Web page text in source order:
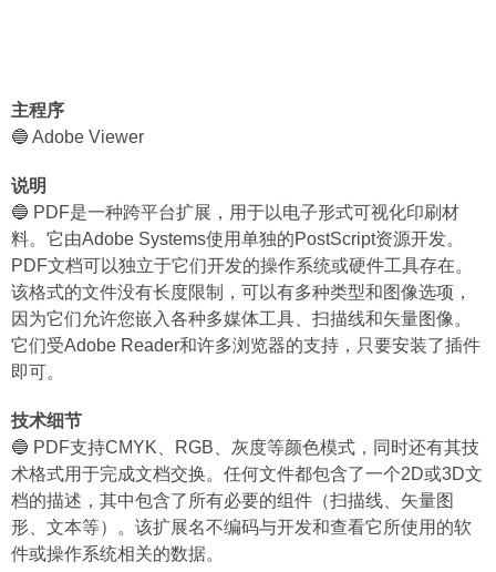
主程序
🔵 Adobe Viewer
说明
🔵 PDF是一种跨平台扩展，用于以电子形式可视化印刷材
料。它由Adobe Systems使用单独的PostScript资源开发。
PDF文档可以独立于它们开发的操作系统或硬件工具存在。
该格式的文件没有长度限制，可以有多种类型和图像选项，
因为它们允许您嵌入各种多媒体工具、扫描线和矢量图像。
它们受Adobe Reader和许多浏览器的支持，只要安装了插件
即可。
技术细节
🔵 PDF支持CMYK、RGB、灰度等颜色模式，同时还有其技
术格式用于完成文档交换。任何文件都包含了一个2D或3D文
档的描述，其中包含了所有必要的组件（扫描线、矢量图
形、文本等）。该扩展名不编码与开发和查看它所使用的软
件或操作系统相关的数据。